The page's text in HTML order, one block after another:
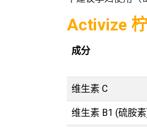
Activize
成分
维生素 C
维生素 B1 (硫胺